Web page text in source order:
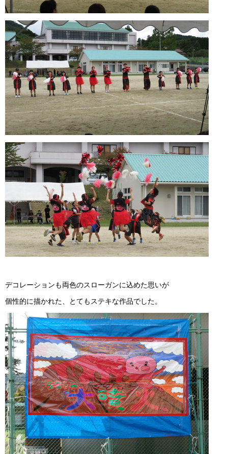
デコレーションも両色のスローガンに込めた思いが
個性的に描かれた、とてもステキな作品でした。